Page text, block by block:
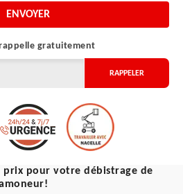
gratuitement
prix pour votre débistrage de